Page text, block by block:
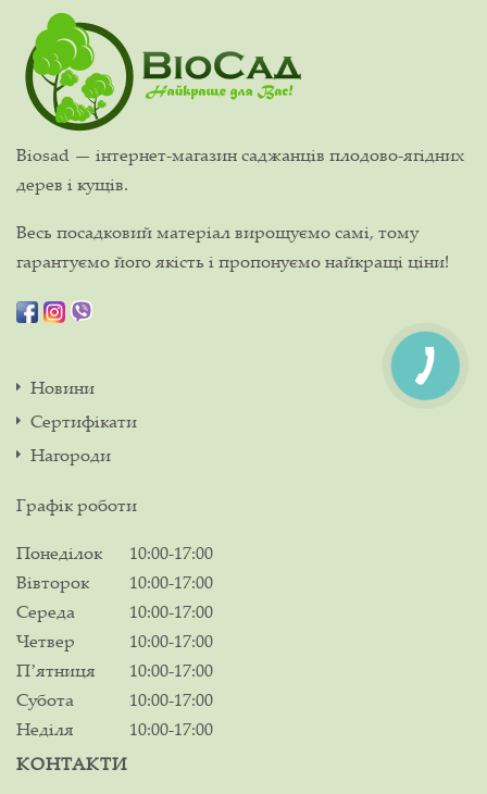
Biosad — інтернет-магазин саджанців плодово-ягідних
дерев і кущів.
Весь посадковий матеріал вирощуємо самі, тому
гарантуємо його якість і пропонуємо найкращі ціни!
Новини
Сертифікати
Нагороди
Графік роботи
Понеділок
10:00-17:00
Вівторок
10:00-17:00
Середа
10:00-17:00
Четвер
10:00-17:00
Пʼятниця
10:00-17:00
Субота
10:00-17:00
Неділя
10:00-17:00
КОНТАКТИ